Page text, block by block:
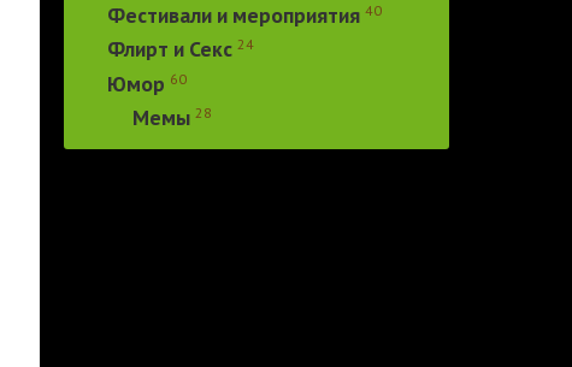
Фестивали и мероприятия 40
Флирт и Секс 24
Юмор 60
Мемы 28